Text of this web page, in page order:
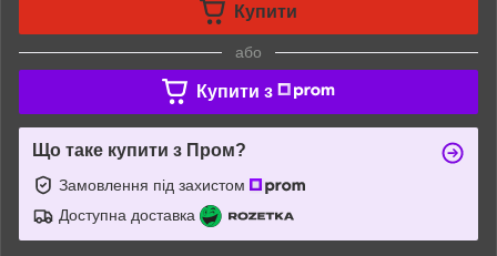
Купити
або
Купити з
Що таке купити з Пром?
Замовлення під захистом
Доступна доставка